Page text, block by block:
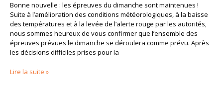
Bonne nouvelle : les épreuves du dimanche sont maintenues !
Suite à l’amélioration des conditions météorologiques, à la baisse
des températures et à la levée de l’alerte rouge par les autorités,
nous sommes heureux de vous confirmer que l’ensemble des
épreuves prévues le dimanche se déroulera comme prévu. Après
les décisions difficiles prises pour la
Lire la suite »